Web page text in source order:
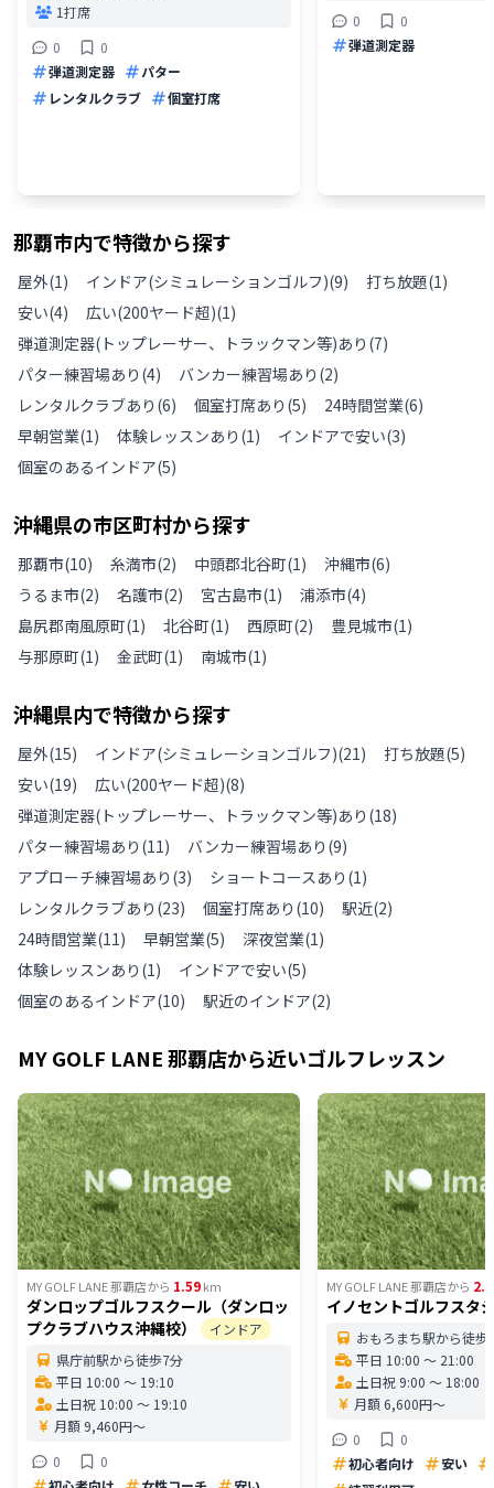
1打席
0
0
弾道測定器
パター
レンタルクラブ
個室打席
0
0
弾道測定器
那覇市内で特徴から探す
屋外(1) インドア(シミュレーションゴルフ)(9) 打ち放題(1)
安い(4) 広い(200ヤード超)(1)
弾道測定器(トップレーサー、トラックマン等)あり (7)
パター練習場あり (4) バンカー練習場あり (2)
レンタルクラブあり (6) 個室打席あり (5) 24時間営業(6)
早朝営業(1) 体験レッスンあり (1) インドアで安い(3)
個室のあるインドア(5)
沖縄県の市区町村から探す
那覇市(10) 糸満市(2) 中頭郡北谷町(1) 沖縄市(6)
うるま市(2) 名護市(2) 宮古島市(1) 浦添市(4)
島尻郡南風原町(1) 北谷町(1) 西原町(2) 豊見城市(1)
与那原町(1) 金武町(1) 南城市(1)
沖縄県内で特徴から探す
屋外(15) インドア(シミュレーションゴルフ)(21) 打ち放題(5)
安い(19) 広い(200ヤード超)(8)
弾道測定器(トップレーサー、トラックマン等)あり (18)
パター練習場あり (11) バンカー練習場あり (9)
アプローチ練習場あり (3) ショートコースあり (1)
レンタルクラブあり (23) 個室打席あり (10) 駅近(2)
24時間営業(11) 早朝営業(5) 深夜営業(1)
体験レッスンあり (1) インドアで安い(5)
個室のあるインドア(10) 駅近のインドア(2)
MY GOLF LANE 那覇店から近いゴルフレッスン
MY GOLF LANE 那覇店から 1.59km
ダンロップゴルフスクール（ダンロッ
プクラブハウス沖縄校）
インドア
県庁前駅から徒歩7分
平日 10:00 〜 19:10
土日祝 10:00 〜 19:10
月額 9,460円〜
0
0
MY GOLF LANE 那覇店から
イノセントゴルフスタ
おもろまち駅から徒歩
平日 10:00 〜 21:00
土日祝 9:00 〜 18:00
月額 6,600円〜
0
0
初心者向け
安い